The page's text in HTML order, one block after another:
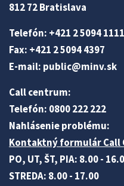
812 72 Bratislava
Telefón: +421 2 5094 1111
Fax: +421 2 5094 4397
E-mail: public@minv.sk
Call centrum:
Telefón: 0800 222 222
Nahlásenie problému:
Kontaktný formulár Call
PO, UT, ŠT, PIA: 8.00 -
STREDA: 8.00 - 17.00